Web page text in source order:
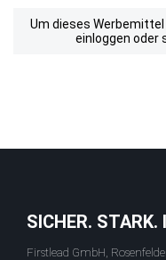
Um dieses
einloggen oder
SICHER. STARK.
Firstlead GmbH,